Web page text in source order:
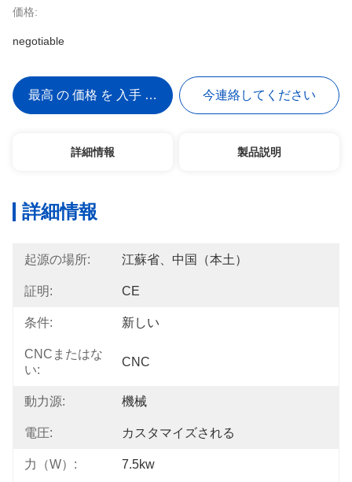
価格:
negotiable
最高 の 価格 を 入手 する 今連絡してください
詳細情報 製品説明
詳細情報
起源の場所: 江蘇省、中国（本土）
証明: CE
条件: 新しい
CNCまたはな
い:
CNC
動力源: 機械
電圧: カスタマイズされる
力（w）: 7.5kw